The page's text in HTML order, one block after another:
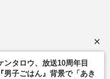
×
ンタロウ、放送10周年目
『男子ごはん』背景で「あき